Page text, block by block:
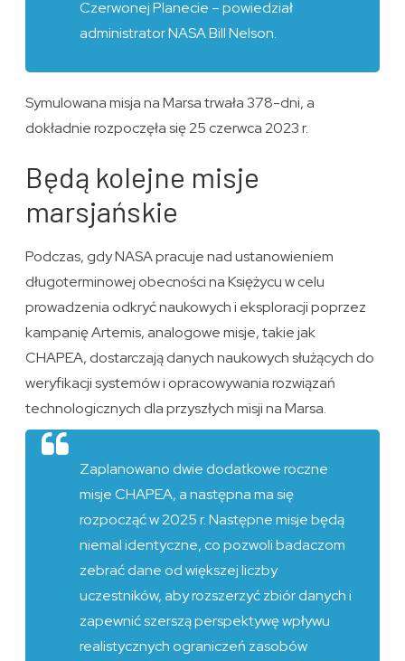
Czerwonej Planecie – powiedział
administrator NASA Bill Nelson.
Symulowana misja na Marsa trwała 378-dni, a
dokładnie rozpoczęła się 25 czerwca 2023 r.
Będą kolejne misje
marsjańskie
Podczas, gdy NASA pracuje nad ustanowieniem
długoterminowej obecności na Księżycu w celu
prowadzenia odkryć naukowych i eksploracji poprzez
kampanię Artemis, analogowe misje, takie jak
CHAPEA, dostarczają danych naukowych służących do
weryfikacji systemów i opracowywania rozwiązań
technologicznych dla przyszłych misji na Marsa.
Zaplanowano dwie dodatkowe roczne
misje CHAPEA, a następna ma się
rozpocząć w 2025 r. Następne misje będą
niemal identyczne, co pozwoli badaczom
zebrać dane od większej liczby
uczestników, aby rozszerzyć zbiór danych i
zapewnić szerszą perspektywę wpływu
realistycznych ograniczeń zasobów